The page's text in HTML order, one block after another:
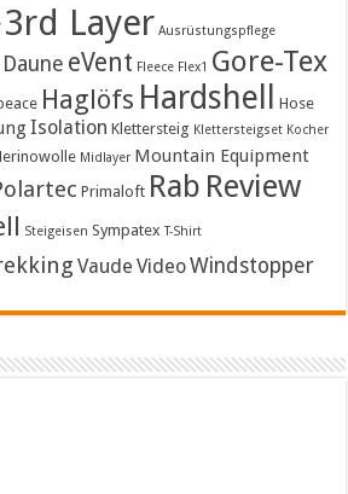
3rd Layer Ausrüstungspflege
Daune eVent Fleece Flex1 Gore-Tex
Haglöfs Hardshell
Hose
Isolation Klettersteig Klettersteigset Kocher
Midlayer Mountain Equipment
Primaloft Rab Review
Steigeisen Sympatex T-Shirt
Vaude VideoWindstopper